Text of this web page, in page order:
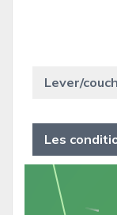
Lever/
Les